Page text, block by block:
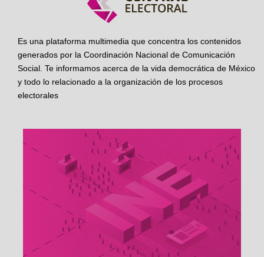
Es una plataforma multimedia que concentra los contenidos
generados por la Coordinación Nacional de Comunicación
Social. Te informamos acerca de la vida democrática de México
y todo lo relacionado a la organización de los procesos
electorales